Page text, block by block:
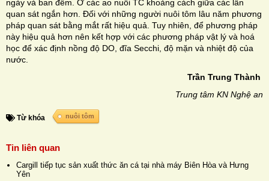
ngày và ban đêm. Ở các ao nuôi TC khoảng cách giữa các lần
quan sát ngắn hơn. Đối với những người nuôi tôm lâu năm phương
pháp quan sát bằng mắt rất hiệu quả. Tuy nhiên, để phương pháp
này hiệu quả hơn nên kết hợp với các phương pháp vật lý và hoá
học để xác định nồng độ DO, đĩa Secchi, độ mặn và nhiệt độ của
nước.
Trần Trung Thành
Trung tâm KN Nghệ an
Từ khóa nuôi tôm
Tin liên quan
Cargill tiếp tục sản xuất thức ăn cá tại nhà máy Biên Hòa và Hưng
Yên